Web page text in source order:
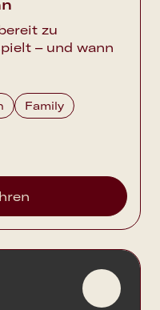
zu
– und wann
Family